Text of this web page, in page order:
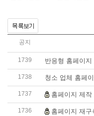
공지 견적문의 안내
1739 반응형 홈페이
1738 청소 업체 홈페
1737 홈페이지 제
1736 홈페이지 재구